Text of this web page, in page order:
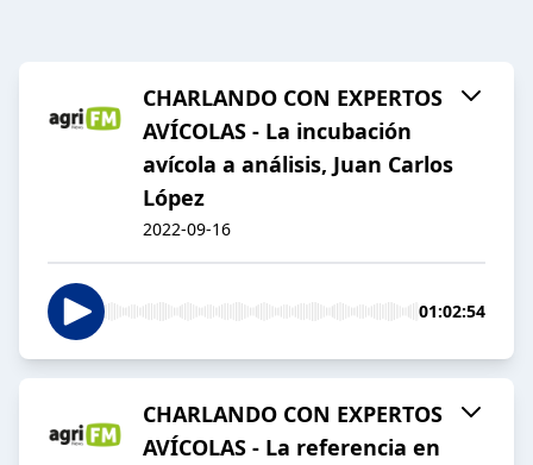
CHARLANDO CON EXPERTOS
AVÍCOLAS - La incubación
avícola a análisis, Juan Carlos
López
2022-09-16
01:02:54
CHARLANDO CON EXPERTOS
AVÍCOLAS - La referencia en